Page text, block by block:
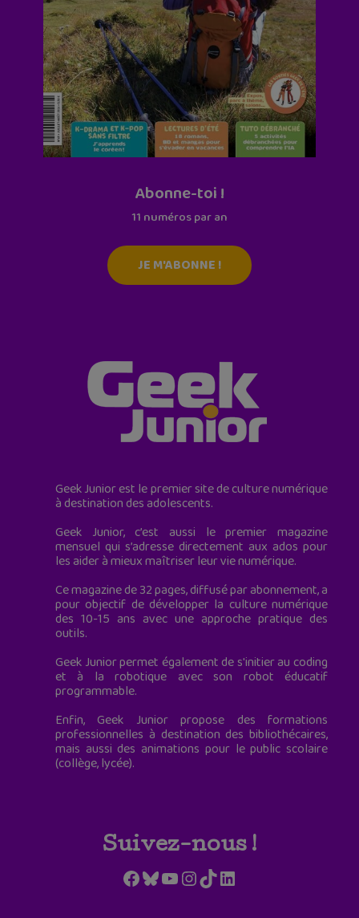
Abonne-toi !
11 numéros par an
JE M'ABONNE !
Geek Junior est le premier site de culture numérique
à destination des adolescents.
Geek Junior, c’est aussi le premier magazine
mensuel qui s’adresse directement aux ados pour
les aider à mieux maîtriser leur vie numérique.
Ce magazine de 32 pages, diffusé par abonnement, a
pour objectif de développer la culture numérique
des 10-15 ans avec une approche pratique des
outils.
Geek Junior permet également de s'initier au coding
et à la robotique avec son robot éducatif
programmable.
Enfin, Geek Junior propose des formations
professionnelles à destination des bibliothécaires,
mais aussi des animations pour le public scolaire
(collège, lycée).
Suivez-nous !
Facebook
Bluesky
YouTube
Instagram
TikTokLinkedIn